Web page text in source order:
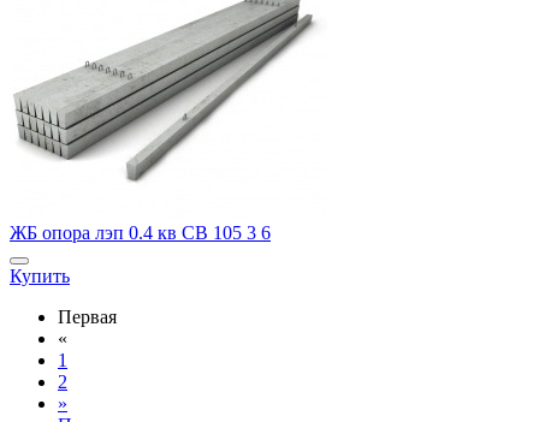
ЖБ опора лэп 0.4 кв СВ 105 3 6
Купить
Первая
«
1
2
»